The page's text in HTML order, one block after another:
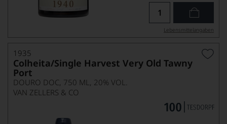
Lebensmittel­angaben
1935
Colheita/Single Harvest Very Old Tawny
Port
DOURO DOC, 750 ML, 20% VOL.
VAN ZELLERS & CO